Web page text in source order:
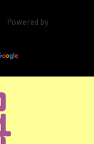
Powered by